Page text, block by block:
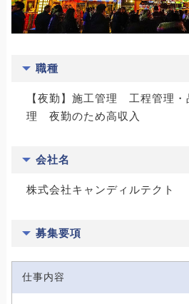
職種
【夜勤】施工管理 工程管理・
理 夜勤のため高収入
会社名
株式会社キャンディルテクト
募集要項
仕事内容